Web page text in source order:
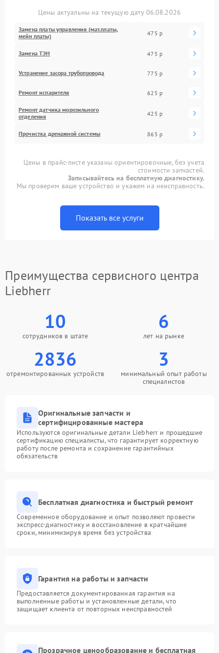
Цены актуальны на текущую дату 06.08.2026
Замена платы управления (мат.платы,
мейн платы)
475 р
Замена ТЭН 475 р
Устранение засора трубопровода 775 р
Ремонт испарителя 625 р
Ремонт датчика морозильного
отделения
425 р
Прочистка дренажной системы 865 р
Цены в прайс-листе указаны ориентировочные, без учета
стоимости запчастей.
Записывайтесь на бесплатную диагностику.
Мы проверим ваше устройство и укажем на неисправность.
Показать все услуги
Преимущества сервисного центра
Liebherr
10
сотрудников в штате
6
лет на рынке
2836
отремонтированных устройств
3
минимальный опыт работы
специалистов
Оригинальные запчасти и
сертифицированные мастера
Используются оригинальные детали Liebherr и прошедшие
сертификацию специалисты, что гарантирует корректную
работу после ремонта и сохранение гарантийных
обязательств
Бесплатная диагностика и быстрый ремонт
Современное оборудование и опыт позволяют провести
экспресс-диагностику и восстановление в кратчайшие
сроки, минимизируя время без устройства
Гарантия на работы и запчасти
Предоставляется документированная гарантия на
выполненные работы и установленные детали, что
защищает клиента от повторных неисправностей
Прозрачное ценообразование и бесплатная